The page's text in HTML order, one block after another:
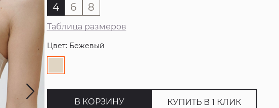
4 6 8
Таблица размеров
Цвет: Бежевый
В КОРЗИНУ КУПИТЬ В 1 КЛИК